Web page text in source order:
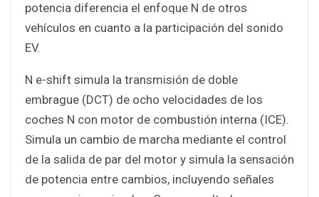
potencia diferencia el enfoque N de otros
vehículos en cuanto a la participación del sonido
EV.
N e-shift simula la transmisión de doble
embrague (DCT) de ocho velocidades de los
coches N con motor de combustión interna (ICE).
Simula un cambio de marcha mediante el control
de la salida de par del motor y simula la sensación
de potencia entre cambios, incluyendo señales